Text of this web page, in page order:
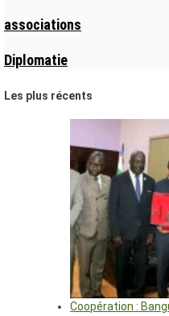
associations
Diplomatie
Les plus récents
Coopération :